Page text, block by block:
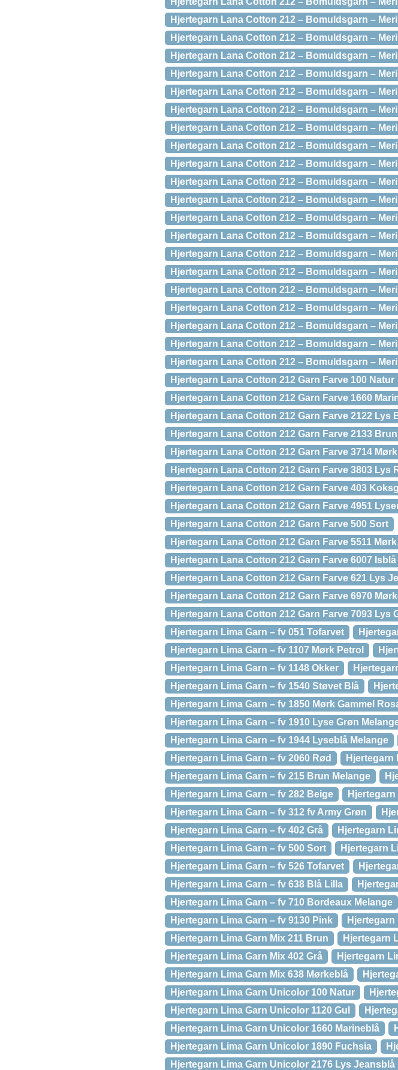
Hjertegarn Lana Cotton 212 – Bomuldsgarn –
Hjertegarn Lana Cotton 212 – Bomuldsgarn –
Hjertegarn Lana Cotton 212 – Bomuldsgarn –
Hjertegarn Lana Cotton 212 – Bomuldsgarn –
Hjertegarn Lana Cotton 212 – Bomuldsgarn –
Hjertegarn Lana Cotton 212 – Bomuldsgarn –
Hjertegarn Lana Cotton 212 – Bomuldsgarn –
Hjertegarn Lana Cotton 212 – Bomuldsgarn –
Hjertegarn Lana Cotton 212 – Bomuldsgarn –
Hjertegarn Lana Cotton 212 – Bomuldsgarn –
Hjertegarn Lana Cotton 212 – Bomuldsgarn –
Hjertegarn Lana Cotton 212 – Bomuldsgarn –
Hjertegarn Lana Cotton 212 – Bomuldsgarn –
Hjertegarn Lana Cotton 212 – Bomuldsgarn –
Hjertegarn Lana Cotton 212 – Bomuldsgarn –
Hjertegarn Lana Cotton 212 – Bomuldsgarn –
Hjertegarn Lana Cotton 212 – Bomuldsgarn –
Hjertegarn Lana Cotton 212 – Bomuldsgarn –
Hjertegarn Lana Cotton 212 – Bomuldsgarn –
Hjertegarn Lana Cotton 212 – Bomuldsgarn –
Hjertegarn Lana Cotton 212 Garn Farve 100 Natur
Hjertegarn Lana Cotton 212 Garn Farve 1660
Hjertegarn Lana Cotton 212 Garn Farve 2122 Lys
Hjertegarn Lana Cotton 212 Garn Farve 2133 Brun
Hjertegarn Lana Cotton 212 Garn Farve 3714
Hjertegarn Lana Cotton 212 Garn Farve 3803 Lys
Hjertegarn Lana Cotton 212 Garn Farve 403
Hjertegarn Lana Cotton 212 Garn Farve 4951
Hjertegarn Lana Cotton 212 Garn Farve 500 Sort
Hjertegarn Lana Cotton 212 Garn Farve 5511
Hjertegarn Lana Cotton 212 Garn Farve 6007 Isblå
Hjertegarn Lana Cotton 212 Garn Farve 621 Lys
Hjertegarn Lana Cotton 212 Garn Farve 6970
Hjertegarn Lana Cotton 212 Garn Farve 7093 Lys
Hjertegarn Lima Garn – fv 051 Tofarvet
Hjertegarn Lima Garn – fv 1107 Mørk Petrol
Hjertegarn Lima Garn – fv 1148 Okker
Hjertegarn Lima Garn – fv 1540 Støvet Blå
Hjertegarn Lima Garn – fv 1850 Mørk Gammel
Hjertegarn Lima Garn – fv 1910 Lyse Grøn
Hjertegarn Lima Garn – fv 1944 Lyseblå Melange
Hjertegarn Lima Garn – fv 2060 Rød
Hjertegarn
Hjertegarn Lima Garn – fv 215 Brun Melange
Hjertegarn Lima Garn – fv 282 Beige
Hjertegarn Lima Garn – fv 312 fv Army Grøn
Hjertegarn Lima Garn – fv 402 Grå
Hjertegarn
Hjertegarn Lima Garn – fv 500 Sort
Hjertegarn
Hjertegarn Lima Garn – fv 526 Tofarvet
Hjertegarn Lima Garn – fv 638 Blå Lilla
Hjertegarn Lima Garn – fv 710 Bordeaux Melange
Hjertegarn Lima Garn – fv 9130 Pink
Hjertegarn
Hjertegarn Lima Garn Mix 211 Brun
Hjertegarn
Hjertegarn Lima Garn Mix 402 Grå
Hjertegarn
Hjertegarn Lima Garn Mix 638 Mørkeblå
Hjertegarn Lima Garn Unicolor 100 Natur
Hjertegarn Lima Garn Unicolor 1120 Gul
Hjertegarn Lima Garn Unicolor 1660 Marineblå
Hjertegarn Lima Garn Unicolor 1890 Fuchsia
Hjertegarn Lima Garn Unicolor 2176 Lys Jeansblå